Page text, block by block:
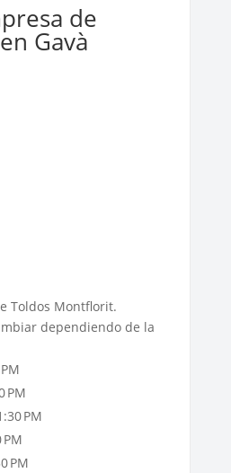
de
Gavà
Toldos Montflorit.
dependiendo de la
PM
PM
PM
PM